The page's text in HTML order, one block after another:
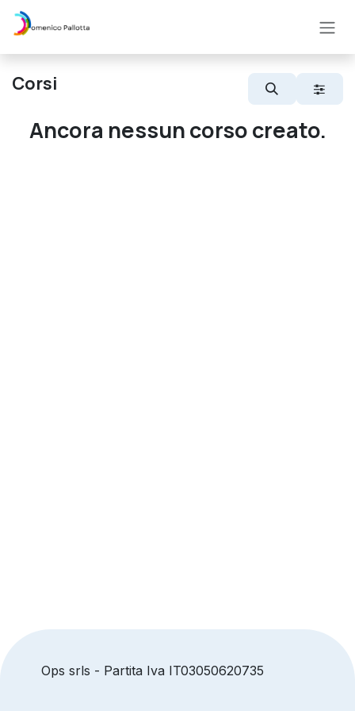
Passa al contenuto
Corsi
Ancora nessun corso creato.
Ops srls - Partita Iva IT03050620735